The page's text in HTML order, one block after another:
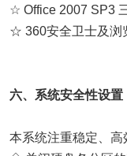
☆ Office 2007 SP3
☆ 360安全卫士及浏
六、系统安全性设置
本系统注重稳定、高